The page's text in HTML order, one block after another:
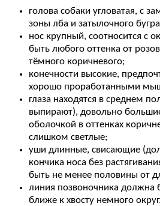
голова собаки угловатая, с
зоны лба и затылочного
нос крупный, соотносится с
быть любого оттенка от
тёмного коричневого;
конечности высокие,
хорошо проработанными
глаза находятся в среднем
выпирают), довольно
оболочкой в оттенках
слишком светлые;
уши длинные, свисающие
кончика носа без
быть не менее половины от
линия позвоночника должна
ближе к хвосту немного